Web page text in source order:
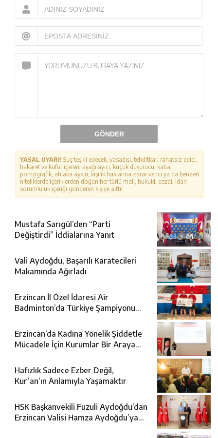
GÖNDER
YASAL UYARI! Suç teşkil edecek, yasadışı, tehditkar, rahatsız edici,
hakaret ve küfür içeren, aşağılayıcı, küçük düşürücü, kaba,
pornografik, ahlaka aykırı, kişilik haklarına zarar verici ya da benzeri
niteliklerde içeriklerden doğan her türlü mali, hukuki, cezai, idari
sorumluluk içeriği gönderen kişiye aittir.
Mustafa Sarıgül’den “Parti
Değiştirdi” İddialarına Yanıt
Vali Aydoğdu, Başarılı Karatecileri
Makamında Ağırladı
Erzincan İl Özel İdaresi Air
Badminton’da Türkiye Şampiyonu
Erzincan’da Kadına Yönelik Şiddetle
Mücadele İçin Kurumlar Bir Araya
Hafızlık Sadece Ezber Değil,
Kur’an’ın Anlamıyla Yaşamaktır
HSK Başkanvekili Fuzuli Aydoğdu’dan
Erzincan Valisi Hamza Aydoğdu’ya